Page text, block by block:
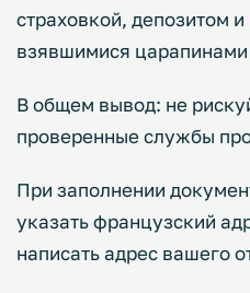
страховкой, депозитом
взявшимися царапинами
В общем вывод: не
проверенные службы
При заполнении
указать французский
написать адрес вашего